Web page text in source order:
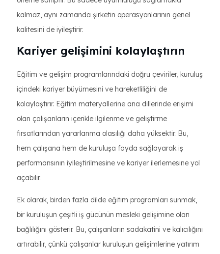
kalmaz, aynı zamanda şirketin operasyonlarının genel
kalitesini de iyileştirir.
Kariyer gelişimini kolaylaştırın
Eğitim ve gelişim programlarındaki doğru çeviriler, kuruluş
içindeki kariyer büyümesini ve hareketliliğini de
kolaylaştırır. Eğitim materyallerine ana dillerinde erişimi
olan çalışanların içerikle ilgilenme ve geliştirme
fırsatlarından yararlanma olasılığı daha yüksektir. Bu,
hem çalışana hem de kuruluşa fayda sağlayarak iş
performansının iyileştirilmesine ve kariyer ilerlemesine yol
açabilir.
Ek olarak, birden fazla dilde eğitim programları sunmak,
bir kuruluşun çeşitli iş gücünün mesleki gelişimine olan
bağlılığını gösterir. Bu, çalışanların sadakatini ve kalıcılığını
artırabilir, çünkü çalışanlar kuruluşun gelişimlerine yatırım